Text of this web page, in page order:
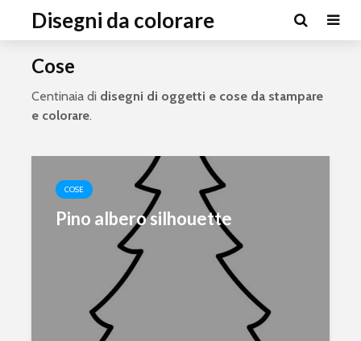
Disegni da colorare
Cose
Centinaia di disegni di oggetti e cose da stampare
e colorare.
COSE
Pino albero silhouette